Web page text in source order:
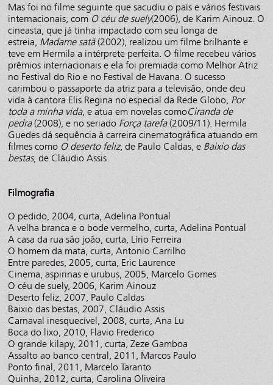
Mas foi no filme seguinte que sacudiu o país e vários festivais
internacionais, com O céu de suely(2006), de Karim Ainouz. O
cineasta, que já tinha impactado com seu longa de
estreia, Madame satã(2002), realizou um filme brilhante e
teve em Hermila a intérprete perfeita. O filme recebeu vários
prêmios internacionais e ela foi premiada como Melhor Atriz
no Festival do Rio e no Festival de Havana. O sucesso
carimbou o passaporte da atriz para a televisão, onde deu
vida à cantora Elis Regina no especial da Rede Globo, Por
toda a minha vida, e atua em novelas comoCiranda de
pedra(2008), e no seriado Força tarefa(2009/11). Hermila
Guedes dá sequência à carreira cinematográfica atuando em
filmes como O deserto feliz, de Paulo Caldas, e Baixio das
bestas, de Cláudio Assis.
Filmografia
O pedido, 2004, curta, Adelina Pontual
A velha branca e o bode vermelho, curta, Adelina Pontual
A casa da rua são joão, curta, Lírio Ferreira
O homem da mata, curta, Antonio Carrilho
Entre paredes, 2005, curta, Eric Laurence
Cinema, aspirinas e urubus, 2005, Marcelo Gomes
O céu de suely, 2006, Karim Ainouz
Deserto feliz, 2007, Paulo Caldas
Baixio das bestas, 2007, Cláudio Assis
Carnaval inesquecível, 2008, curta, Ana Lu
Boca do lixo, 2010, Flavio Frederico
O grande kilapy, 2011, curta, Zeze Gamboa
Assalto ao banco central, 2011, Marcos Paulo
Ponto final, 2011, Marcelo Taranto
Quinha, 2012, curta, Carolina Oliveira